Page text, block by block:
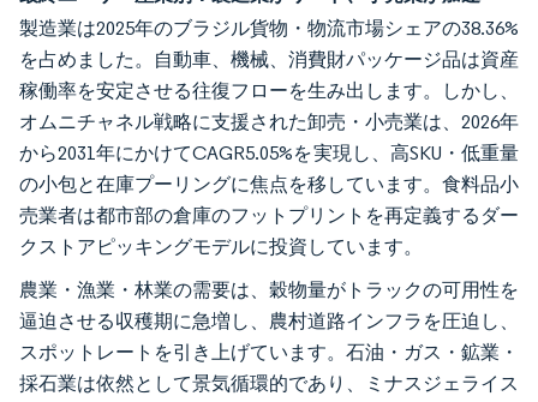
製造業は2025年のブラジル貨物・物流市場シェアの38.36%
を占めました。自動車、機械、消費財パッケージ品は資産
稼働率を安定させる往復フローを生み出します。しかし、
オムニチャネル戦略に支援された卸売・小売業は、2026年
から2031年にかけてCAGR5.05%を実現し、高SKU・低重量
の小包と在庫プーリングに焦点を移しています。食料品小
売業者は都市部の倉庫のフットプリントを再定義するダー
クストアピッキングモデルに投資しています。
農業・漁業・林業の需要は、穀物量がトラックの可用性を
逼迫させる収穫期に急増し、農村道路インフラを圧迫し、
スポットレートを引き上げています。石油・ガス・鉱業・
採石業は依然として景気循環的であり、ミナスジェライス